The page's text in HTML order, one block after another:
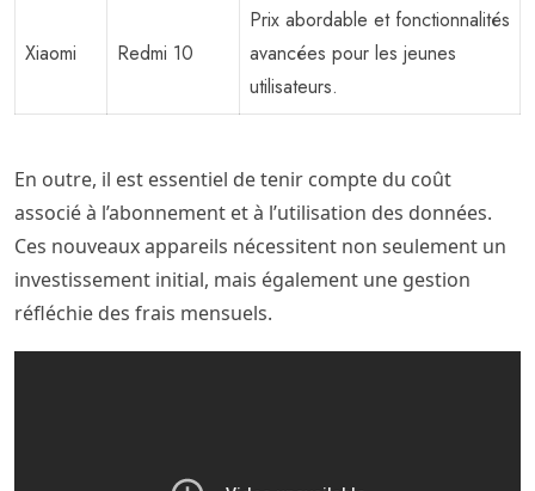
Xiaomi Redmi 10
Prix abordable et fonctionnalités
avancées pour les jeunes
utilisateurs.
En outre, il est essentiel de tenir compte du coût
associé à l’abonnement et à l’utilisation des données.
Ces nouveaux appareils nécessitent non seulement un
investissement initial, mais également une gestion
réfléchie des frais mensuels.